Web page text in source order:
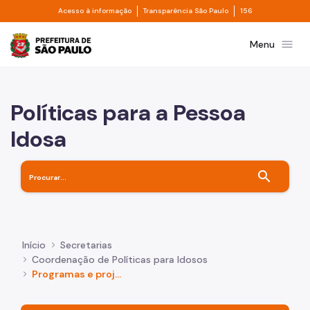
Pular para o Conteúdo principal
Acesso à informação Divisor de acesso à informação
Transparência São Paulo Divisor de
156
Prefeitura de São PauloMenu menu
Políticas para a Pessoa
Idosa
search
Início
Secretarias
Coordenação de Políticas para Idosos
Programas e projetos